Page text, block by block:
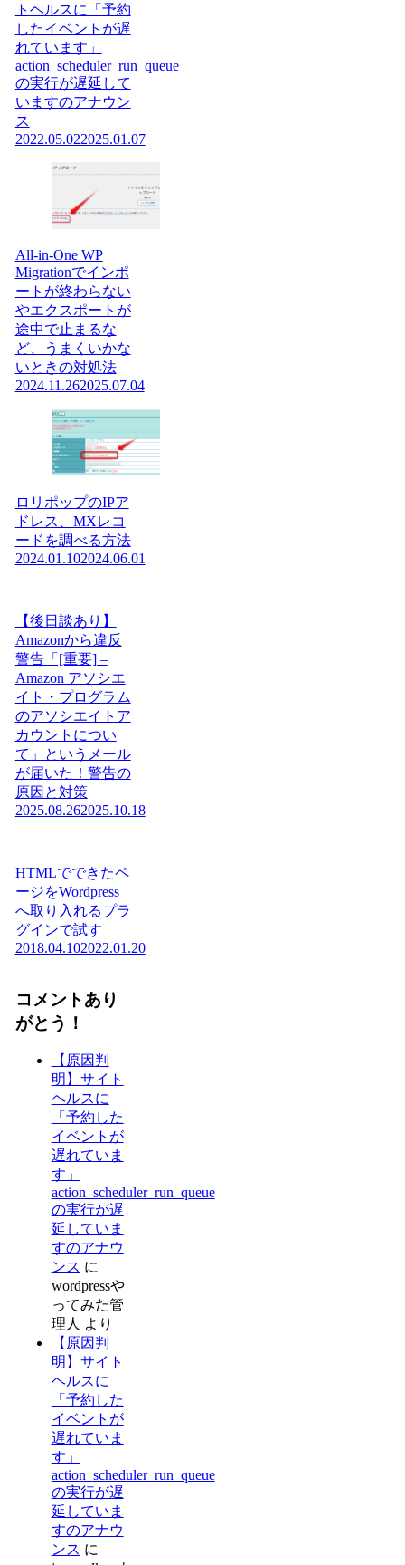
トヘルスに「予約
したイベントが遅
れています」
action_scheduler_run_queue
の実行が遅延して
いますのアナウン
ス
2022.05.022025.01.07
All-in-One WP
Migrationでインポ
ートが終わらない
やエクスポートが
途中で止まるな
ど、うまくいかな
いときの対処法
2024.11.262025.07.04
ロリポップのIPア
ドレス、MXレコ
ードを調べる方法
2024.01.102024.06.01
【後日談あり】
Amazonから違反
警告「[重要] –
Amazon アソシエ
イト・プログラム
のアソシエイトア
カウントについ
て」というメール
が届いた！警告の
原因と対策
2025.08.262025.10.18
HTMLでできたペ
ージをWordpress
へ取り入れるプラ
グインで試す
2018.04.102022.01.20
コメントあり
がとう！
【原因判
明】サイト
ヘルスに
「予約した
イベントが
遅れていま
す」
action_scheduler_run_queue
の実行が遅
延していま
すのアナウ
ンス に
wordpressや
ってみた管
理人 より
【原因判
明】サイト
ヘルスに
「予約した
イベントが
遅れていま
す」
action_scheduler_run_queue
の実行が遅
延していま
すのアナウ
ンス に